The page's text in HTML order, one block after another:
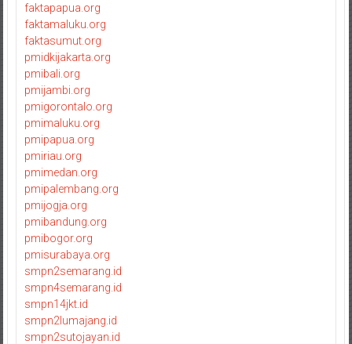
faktapapua.org
faktamaluku.org
faktasumut.org
pmidkijakarta.org
pmibali.org
pmijambi.org
pmigorontalo.org
pmimaluku.org
pmipapua.org
pmiriau.org
pmimedan.org
pmipalembang.org
pmijogja.org
pmibandung.org
pmibogor.org
pmisurabaya.org
smpn2semarang.id
smpn4semarang.id
smpn14jkt.id
smpn2lumajang.id
smpn2sutojayan.id